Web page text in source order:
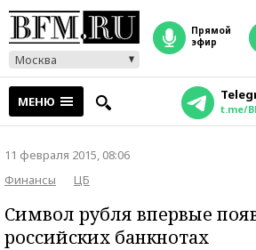
Москва
прямой
эфир
МЕНЮ t.me/
11 февраля 2015, 08:06
Финансы
ЦБ
Символ рубля впервые
российских банкнотах